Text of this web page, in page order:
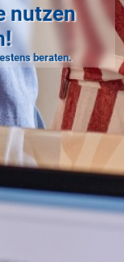
nutzen
beraten.